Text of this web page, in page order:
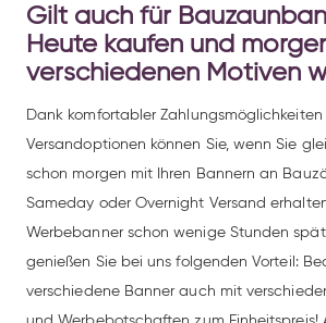
Gilt auch für
Heute kaufen und
verschiedenen Motiven
Dank komfortabler
Versandoptionen können Sie, wenn Sie
schon morgen mit Ihren Bannern an
Sameday oder Overnight Versand
Werbebanner schon wenige Stunden
genießen Sie bei uns folgenden Vorteil:
verschiedene Banner auch mit